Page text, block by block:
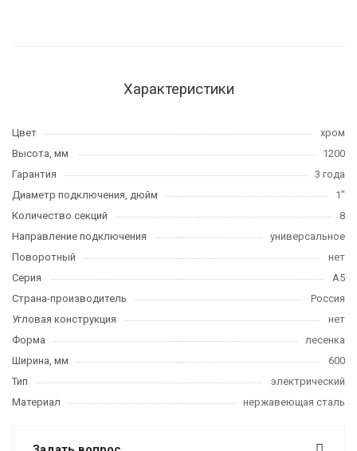
Характеристики
Цвет
хром
Высота, мм
1200
Гарантия
3 года
Диаметр подключения, дюйм
1"
Количество секций
8
Направление подключения
универсальное
Поворотный
нет
Серия
А5
Страна-производитель
Россия
Угловая конструкция
нет
Форма
лесенка
Ширина, мм
600
Тип
электрический
Материал
нержавеющая сталь